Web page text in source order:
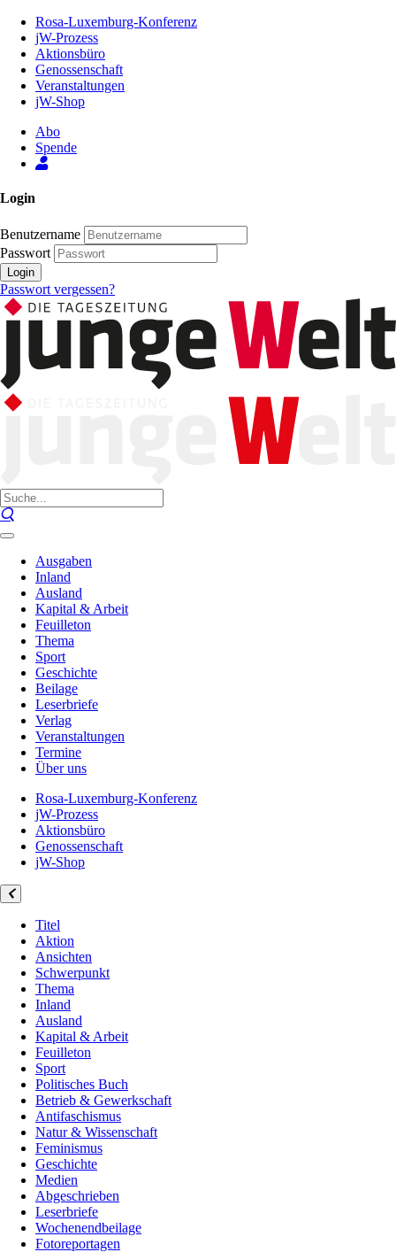
Inhalt
Seite
Rosa-Luxemburg-Konferenz
jW-Prozess
Aktionsbüro
Genossenschaft
Veranstaltungen
jW-Shop
Abo
Spende
Login
Benutzername
Passwort
Login
Passwort vergessen?
Ausgaben
Inland
Ausland
Kapital & Arbeit
Feuilleton
Thema
Sport
Geschichte
Beilage
Leserbriefe
Verlag
Veranstaltungen
Termine
Über uns
Rosa-Luxemburg-Konferenz
jW-Prozess
Aktionsbüro
Genossenschaft
jW-Shop
Titel
Aktion
Ansichten
Schwerpunkt
Thema
Inland
Ausland
Kapital & Arbeit
Feuilleton
Sport
Politisches Buch
Betrieb & Gewerkschaft
Antifaschismus
Natur & Wissenschaft
Feminismus
Geschichte
Medien
Abgeschrieben
Leserbriefe
Wochenendbeilage
Fotoreportagen